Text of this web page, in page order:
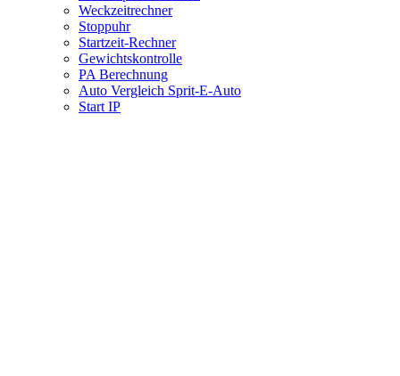
Weckzeitrechner
Stoppuhr
Startzeit-Rechner
Gewichtskontrolle
PA Berechnung
Auto Vergleich Sprit-E-Auto
Start IP